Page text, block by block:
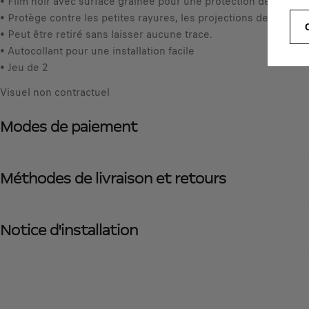
• Protège contre les petites rayures, les projections de pierres,
• Peut être retiré sans laisser aucune trace.
• Autocollant pour une installation facile
• Jeu de 2
Visuel non contractuel
Modes de paiement
Méthodes de livraison et retours
Notice d'installation